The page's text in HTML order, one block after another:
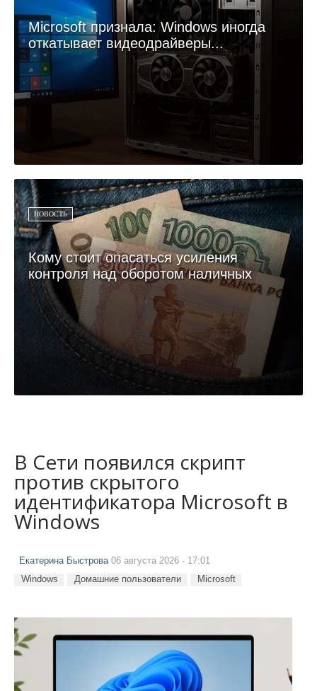
Microsoft признала: Windows иногда
откатывает видеодрайверы...
НОВОСТЬ
Кому стоит опасаться усиления
контроля над оборотом наличных
В Сети появился скрипт
против скрытого
идентификатора Microsoft в
Windows
Екатерина Быстрова 06 августа 2026 - 17:01
Windows Домашние пользователи Microsoft